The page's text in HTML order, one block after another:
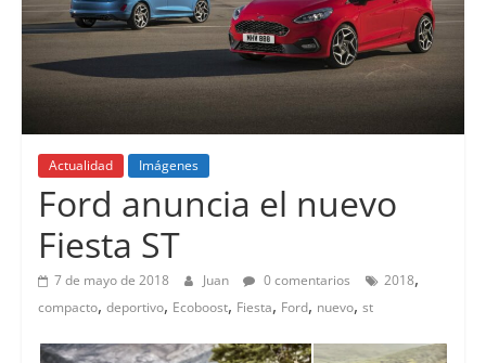
Actualidad Imágenes
Ford anuncia el nuevo
Fiesta ST
7 de mayo de 2018 Juan 0 comentarios 2018,
compacto, deportivo, Ecoboost, Fiesta, Ford, nuevo, st